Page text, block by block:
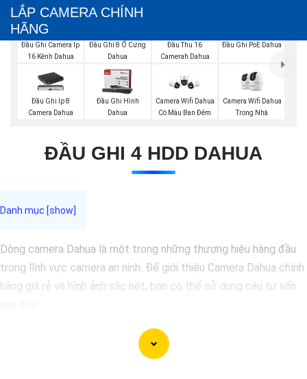
LẮP CAMERA CHÍNH
HÃNG
Đầu Ghi Camera Ip
16 Kênh Dahua
Đầu Ghi 8 Ổ Cứng
Dahua
Đầu Thu 16
Camerah Dahua
Đầu Ghi PoE Dahua
Đầu Ghi Ip 8
Camera Dahua
Đầu Ghi Hình
Dahua
Camera Wifi Dahua
Có Màu Ban Đêm
Camera Wifi Dahua
Trong Nhà
ĐẦU GHI 4 HDD DAHUA
Dòng camera Dahua là một trong những thương hiệu hàng đầu
trong lĩnh vực camera an ninh. Để giới thiệu Camera Dahua chính
hãng giá rẻ và hình ảnh sắc nét, bạn có thể sử dụng câu tư vấn
lượng vượt trội. Với hình ảnh sắc nét và tính năng an ninh hiện
đại, sản phẩm này hứa hẹn đáp ứng mọi nhu cầu giám sát của